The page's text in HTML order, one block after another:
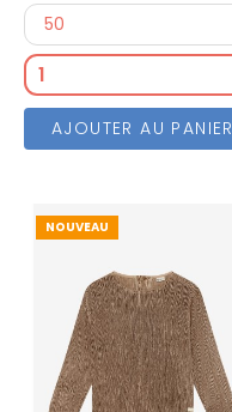
AJOUTER AU PANIER
NOUVEAU